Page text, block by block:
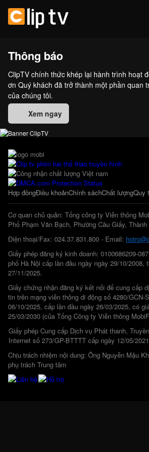
Thông báo
ClipTV chính thức khép lại hành trình hoạt
ơn Quý khách đã trở thành một phần quan
của chúng tôi.
Xem ngay
Hợp đồngĐiều khoảnChính sáchChất lượngQuy
Cơ quan chủ quản: Tổng công ty Viễn thông
Phố Phạm Văn Bạch, Phường Cầu Giấy, Thành
Điện thoại/Fax: 024.37.831.800 - Email:
Giấy phép đăng ký kinh doanh: 0100686209-
phố Hà Nội cấp lần đầu ngày ngày 29/10/2008,
27/11/2025.
Giấy chứng nhận đăng ký kết nối để cung cấp
tin trên mạng viễn thông di động số 4280/GCN-
06/10/2025, cấp lần đầu ngày 26/03/2025, có
25/03/2030 (của Tổng Công ty Viễn thông
Giấy phép Cung cấp Dịch vụ Phát thanh,
Internet số 273/GP-BTTTT cấp ngày 12/05/2021
Chịu trách nhiệm nội dung: Ông Nguyễn Mậu
phụ trách Trung tâm